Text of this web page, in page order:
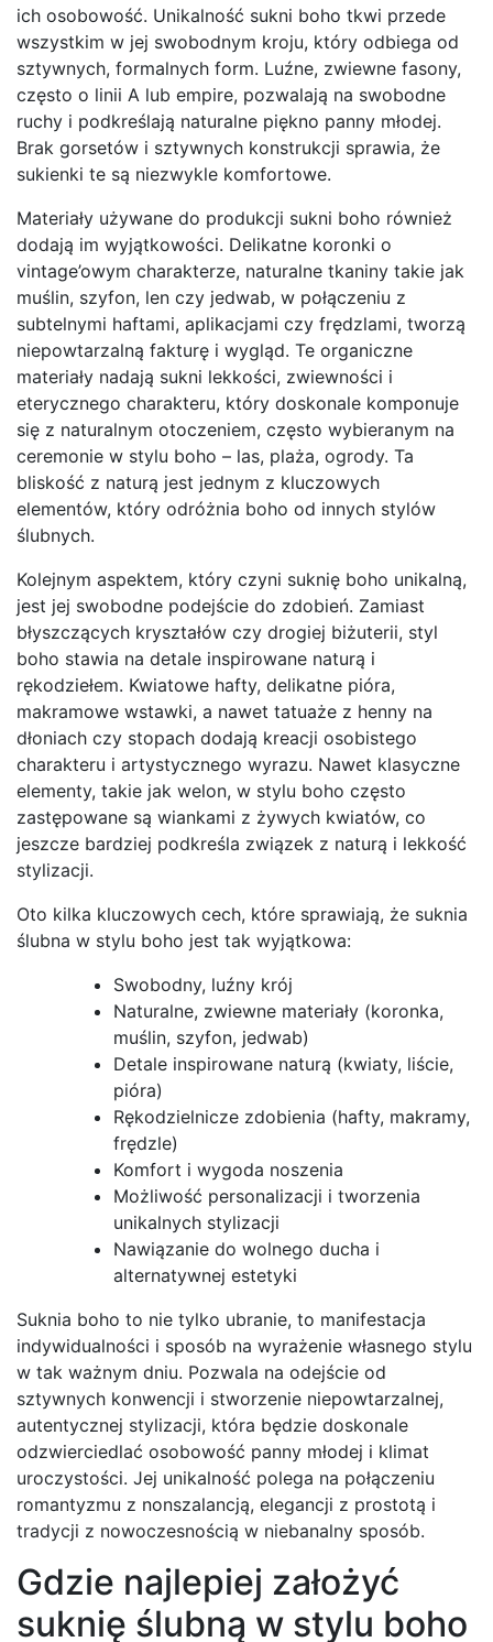
ich osobowość. Unikalność sukni boho tkwi przede
wszystkim w jej swobodnym kroju, który odbiega od
sztywnych, formalnych form. Luźne, zwiewne fasony,
często o linii A lub empire, pozwalają na swobodne
ruchy i podkreślają naturalne piękno panny młodej.
Brak gorsetów i sztywnych konstrukcji sprawia, że
sukienki te są niezwykle komfortowe.
Materiały używane do produkcji sukni boho również
dodają im wyjątkowości. Delikatne koronki o
vintage’owym charakterze, naturalne tkaniny takie jak
muślin, szyfon, len czy jedwab, w połączeniu z
subtelnymi haftami, aplikacjami czy frędzlami, tworzą
niepowtarzalną fakturę i wygląd. Te organiczne
materiały nadają sukni lekkości, zwiewności i
eterycznego charakteru, który doskonale komponuje
się z naturalnym otoczeniem, często wybieranym na
ceremonie w stylu boho – las, plaża, ogrody. Ta
bliskość z naturą jest jednym z kluczowych
elementów, który odróżnia boho od innych stylów
ślubnych.
Kolejnym aspektem, który czyni suknię boho unikalną,
jest jej swobodne podejście do zdobień. Zamiast
błyszczących kryształów czy drogiej biżuterii, styl
boho stawia na detale inspirowane naturą i
rękodziełem. Kwiatowe hafty, delikatne pióra,
makramowe wstawki, a nawet tatuaże z henny na
dłoniach czy stopach dodają kreacji osobistego
charakteru i artystycznego wyrazu. Nawet klasyczne
elementy, takie jak welon, w stylu boho często
zastępowane są wiankami z żywych kwiatów, co
jeszcze bardziej podkreśla związek z naturą i lekkość
stylizacji.
Oto kilka kluczowych cech, które sprawiają, że suknia
ślubna w stylu boho jest tak wyjątkowa:
Swobodny, luźny krój
Naturalne, zwiewne materiały (koronka,
muślin, szyfon, jedwab)
Detale inspirowane naturą (kwiaty, liście,
pióra)
Rękodzielnicze zdobienia (hafty, makramy,
frędzle)
Komfort i wygoda noszenia
Możliwość personalizacji i tworzenia
unikalnych stylizacji
Nawiązanie do wolnego ducha i
alternatywnej estetyki
Suknia boho to nie tylko ubranie, to manifestacja
indywidualności i sposób na wyrażenie własnego stylu
w tak ważnym dniu. Pozwala na odejście od
sztywnych konwencji i stworzenie niepowtarzalnej,
autentycznej stylizacji, która będzie doskonale
odzwierciedlać osobowość panny młodej i klimat
uroczystości. Jej unikalność polega na połączeniu
romantyzmu z nonszalancją, elegancji z prostotą i
tradycji z nowoczesnością w niebanalny sposób.
Gdzie najlepiej założyć
suknię ślubną w stylu boho